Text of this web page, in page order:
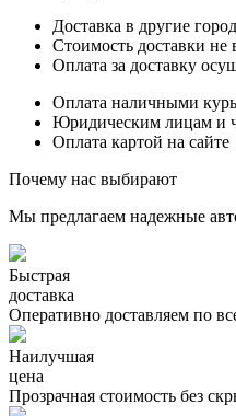
Доставка в другие
Стоимость доставки не
Оплата за доставку
Оплата наличными
Юридическим лицам и
Оплата картой на сайте
Почему нас выбирают
Мы предлагаем надежные
Быстрая
доставка
Оперативно доставляем по
Наилучшая
цена
Прозрачная стоимость без